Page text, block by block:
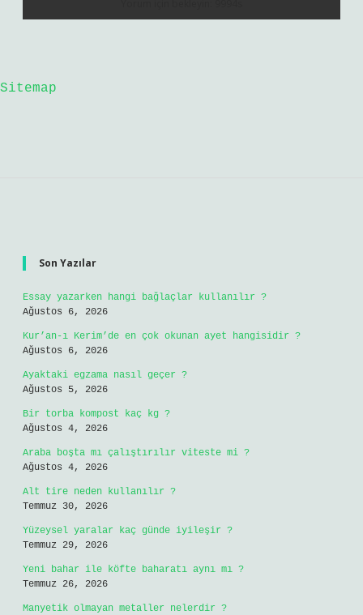
Sitemap
Son Yazılar
Essay yazarken hangi bağlaçlar kullanılır ?
Ağustos 6, 2026
Kur’an-ı Kerim’de en çok okunan ayet hangisidir ?
Ağustos 6, 2026
Ayaktaki egzama nasıl geçer ?
Ağustos 5, 2026
Bir torba kompost kaç kg ?
Ağustos 4, 2026
Araba boşta mı çalıştırılır viteste mi ?
Ağustos 4, 2026
Alt tire neden kullanılır ?
Temmuz 30, 2026
Yüzeysel yaralar kaç günde iyileşir ?
Temmuz 29, 2026
Yeni bahar ile köfte baharatı aynı mı ?
Temmuz 26, 2026
Manyetik olmayan metaller nelerdir ?